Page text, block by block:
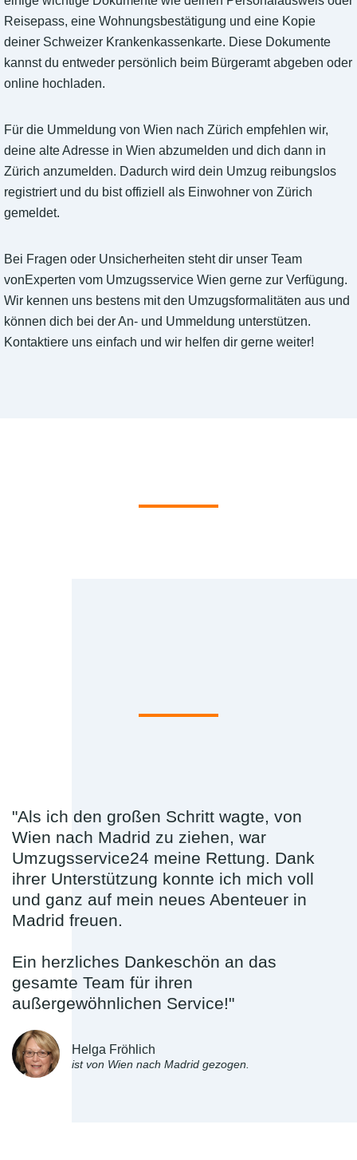
Reisepass, eine Wohnungsbestätigung und eine Kopie
deiner Schweizer Krankenkassenkarte. Diese Dokumente
kannst du entweder persönlich beim Bürgeramt abgeben oder
online hochladen.
Für die Ummeldung von Wien nach Zürich empfehlen wir,
deine alte Adresse in Wien abzumelden und dich dann in
Zürich anzumelden. Dadurch wird dein Umzug reibungslos
registriert und du bist offiziell als Einwohner von Zürich
gemeldet.
Bei Fragen oder Unsicherheiten steht dir unser Team
vonExperten vom Umzugsservice Wien gerne zur Verfügung.
Wir kennen uns bestens mit den Umzugsformalitäten aus und
können dich bei der An- und Ummeldung unterstützen.
Kontaktiere uns einfach und wir helfen dir gerne weiter!
"Als ich den großen Schritt wagte, von
Wien nach Madrid zu ziehen, war
Umzugsservice24 meine Rettung. Dank
ihrer Unterstützung konnte ich mich voll
und ganz auf mein neues Abenteuer in
Madrid freuen.
Ein herzliches Dankeschön an das
gesamte Team für ihren
außergewöhnlichen Service!"
Helga Fröhlich
ist von Wien nach Madrid gezogen.